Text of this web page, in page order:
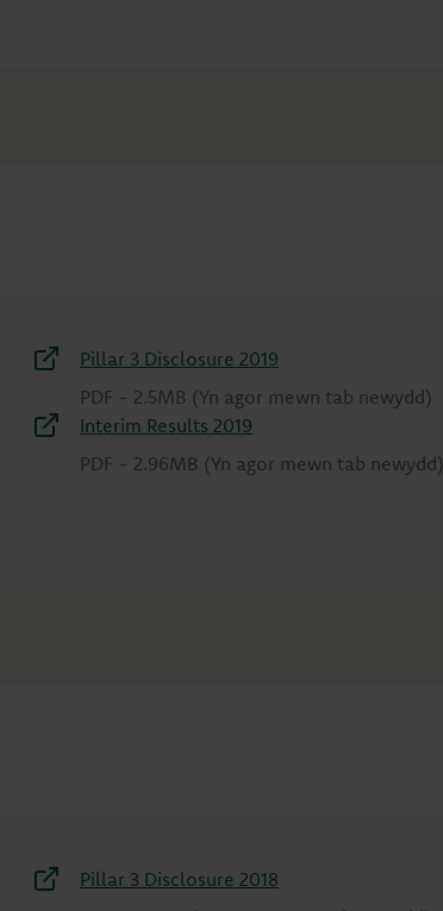
Pillar 3 Disclosure 2019
PDF - 2.5MB (Yn agor mewn tab newydd)
Interim Results 2019
PDF - 2.96MB (Yn agor mewn tab newydd)
Pillar 3 Disclosure 2018